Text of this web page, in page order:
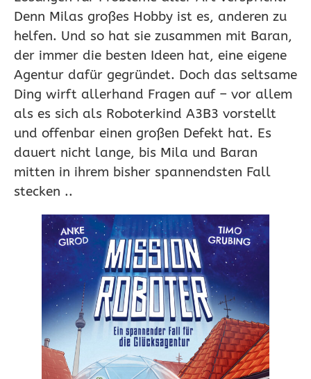
Denn Milas großes Hobby ist es, anderen zu
helfen. Und so hat sie zusammen mit Baran,
der immer die besten Ideen hat, eine eigene
Agentur dafür gegründet. Doch das seltsame
Ding wirft allerhand Fragen auf – vor allem
als es sich als Roboterkind A3B3 vorstellt
und offenbar einen großen Defekt hat. Es
dauert nicht lange, bis Mila und Baran
mitten in ihrem bisher spannendsten Fall
stecken ..